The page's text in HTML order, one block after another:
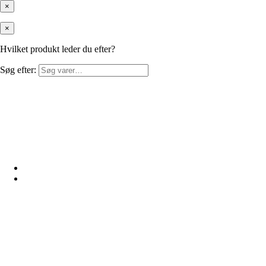
×
×
Hvilket produkt leder du efter?
Søg efter: